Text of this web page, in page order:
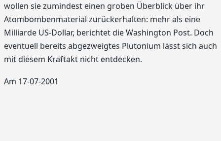
wollen sie zumindest einen groben Überblick über ihr
Atombombenmaterial zurückerhalten: mehr als eine
Milliarde US-Dollar, berichtet die Washington Post. Doch
eventuell bereits abgezweigtes Plutonium lässt sich auch
mit diesem Kraftakt nicht entdecken.
Am 17-07-2001